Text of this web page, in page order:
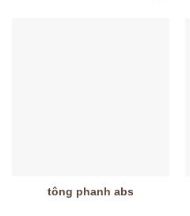
tông phanh abs